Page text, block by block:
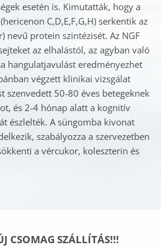
esetén is. Kimutatták, hogy a
C,D,E,F,G,H) serkentik az
nevű protein szintézisét. Az NGF
az elhalástól, az agyban való
hangulatjavulást eredményezhet
végzett klinikai vizsgálat
szenvedett 50-80 éves betegeknek
és 2-4 hónap alatt a kognitív
észlelték. A süngomba kivonat
szabályozza a szervezetben
a vércukor, koleszterin és
CSOMAG SZÁLLÍTÁS!!!